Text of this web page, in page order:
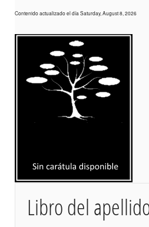
Contenido actualizado el día Saturday, August 8, 2026
Libro del